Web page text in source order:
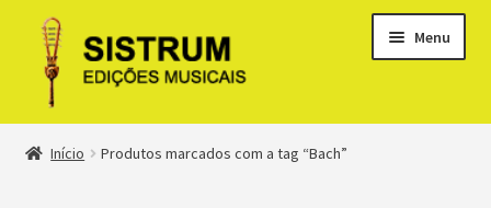
Menu
Início Produtos marcados com a tag “Bach”